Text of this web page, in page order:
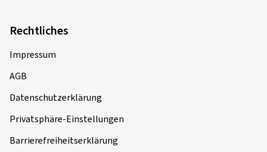
Rechtliches
Impressum
AGB
Datenschutzerklärung
Privatsphäre-Einstellungen
Barrierefreiheitserklärung